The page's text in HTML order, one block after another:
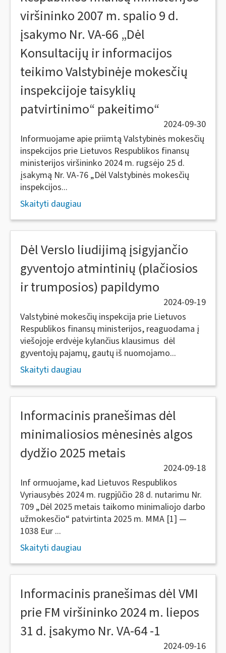
viršininko 2007 m. spalio 9 d.
įsakymo Nr. VA-66 „Dėl
Konsultacijų ir informacijos
teikimo Valstybinėje mokesčių
inspekcijoje taisyklių
patvirtinimo“ pakeitimo“
2024-09-30
Informuojame apie priimtą Valstybinės mokesčių
inspekcijos prie Lietuvos Respublikos finansų
ministerijos viršininko 2024 m. rugsėjo 25 d.
įsakymą Nr. VA-76 „Dėl Valstybinės mokesčių
inspekcijos...
Skaityti daugiau
Dėl Verslo liudijimą įsigyjančio
gyventojo atmintinių (plačiosios
ir trumposios) papildymo
2024-09-19
Valstybinė mokesčių inspekcija prie Lietuvos
Respublikos finansų ministerijos, reaguodama į
viešojoje erdvėje kylančius klausimus dėl
gyventojų pajamų, gautų iš nuomojamo...
Skaityti daugiau
Informacinis pranešimas dėl
minimaliosios mėnesinės algos
dydžio 2025 metais
2024-09-18
Inf ormuojame, kad Lietuvos Respublikos
Vyriausybės 2024 m. rugpjūčio 28 d. nutarimu Nr.
709 „Dėl 2025 metais taikomo minimaliojo darbo
užmokesčio“ patvirtinta 2025 m. MMA [1] —
1038 Eur ...
Skaityti daugiau
Informacinis pranešimas dėl VMI
prie FM viršininko 2024 m. liepos
31 d. įsakymo Nr. VA-64 -1
2024-09-16